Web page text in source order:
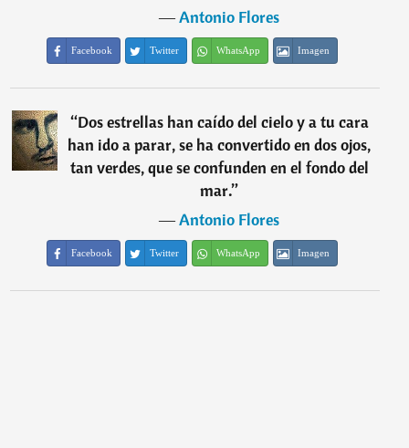
―Antonio Flores
Facebook Twitter WhatsApp Imagen
“Dos estrellas han caído del cielo y a tu cara
han ido a parar, se ha convertido en dos ojos,
tan verdes, que se confunden en el fondo del
mar.”
―Antonio Flores
Facebook Twitter WhatsApp Imagen